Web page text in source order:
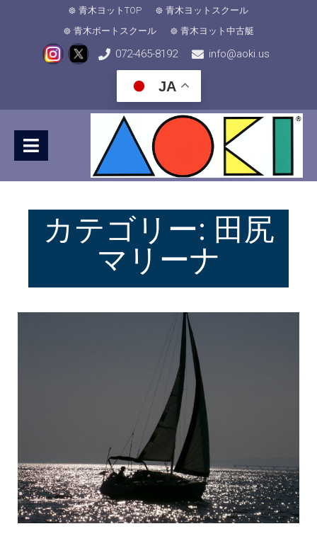
青木ヨットTOP
青木ヨットスクール
青木ボートスクール
青木ヨット中古艇
072-465-8192 info@aoki.us
JA
カテゴリー: 田尻
マリーナ